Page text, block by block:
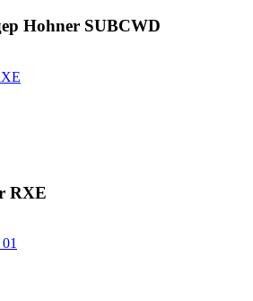
Hohner SUBCWD
RXE